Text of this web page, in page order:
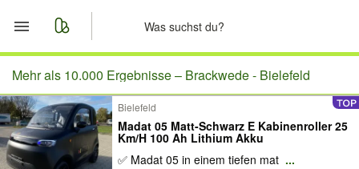
Start
Merkliste
Nachrichten
Mehr als 10.000 Ergebnisse – Brackwede - Bielefeld
Bielefeld
Madat 05 Matt-Schwarz E Kabinenroller 25
Km/H 100 Ah Lithium Akku
✅ Madat 05 in einem tiefen mat ...